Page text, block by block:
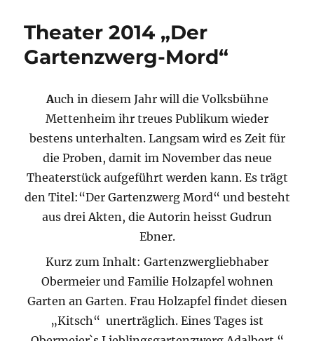
Theater 2014 „Der
Gartenzwerg-Mord“
Auch in diesem Jahr will die Volksbühne
Mettenheim ihr treues Publikum wieder
bestens unterhalten. Langsam wird es Zeit für
die Proben, damit im November das neue
Theaterstück aufgeführt werden kann. Es trägt
den Titel:“Der Gartenzwerg Mord“ und besteht
aus drei Akten, die Autorin heisst Gudrun
Ebner.
Kurz zum Inhalt: Gartenzwergliebhaber
Obermeier und Familie Holzapfel wohnen
Garten an Garten. Frau Holzapfel findet diesen
„Kitsch“ unerträglich. Eines Tages ist